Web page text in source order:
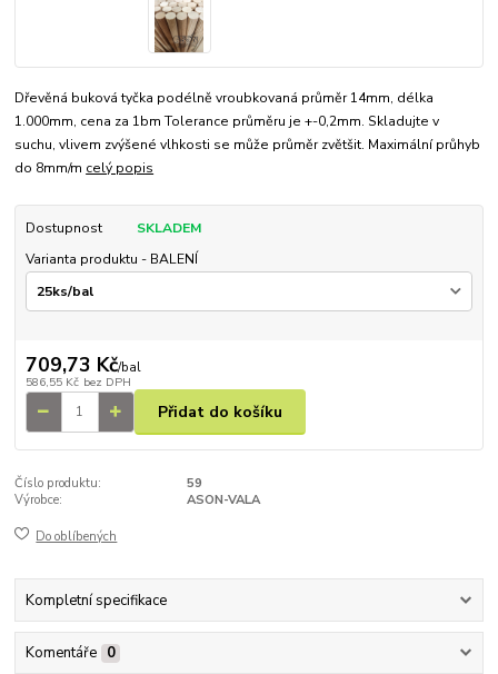
Dřevěná buková tyčka podélně vroubkovaná průměr 14mm, délka
1.000mm, cena za 1bm Tolerance průměru je +-0,2mm. Skladujte v
suchu, vlivem zvýšené vlhkosti se může průměr zvětšit. Maximální průhyb
do 8mm/m celý popis
Dostupnost
SKLADEM
Varianta produktu - BALENÍ
709,73 Kč/bal
586,55 Kč bez DPH
Přidat do košíku
Číslo produktu:
59
Výrobce:
ASON-VALA
Do oblíbených
Kompletní specifikace
Komentáře 0